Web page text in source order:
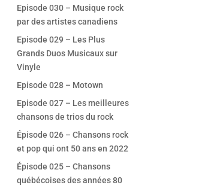
Episode 030 – Musique rock
par des artistes canadiens
Episode 029 – Les Plus
Grands Duos Musicaux sur
Vinyle
Episode 028 – Motown
Episode 027 – Les meilleures
chansons de trios du rock
Épisode 026 – Chansons rock
et pop qui ont 50 ans en 2022
Épisode 025 – Chansons
québécoises des années 80